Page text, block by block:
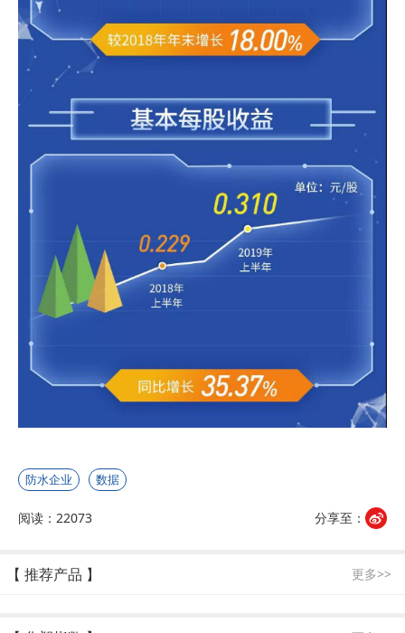
防水企业 数据
阅读：22073 分享至：
【 推荐产品 】 更多>>